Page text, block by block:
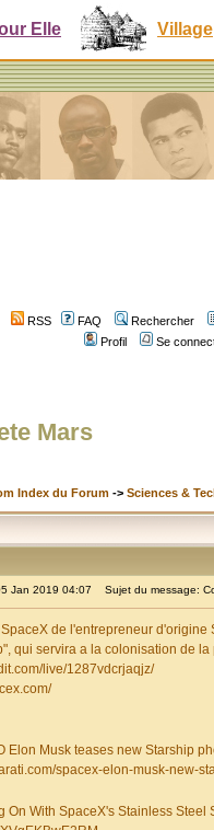
Elle Village
RSS FAQ
Rechercher
Profil
Se
Mars
Index du Forum -> Sciences &
Jan 2019 04:07 Sujet du message:
de l'entrepreneur
qui servira a la colonisation de
live/1287vdcrjaqjz/
Elon Musk teases new Starship
spacex-elon-musk-new-
On With SpaceX's Stainless Steel